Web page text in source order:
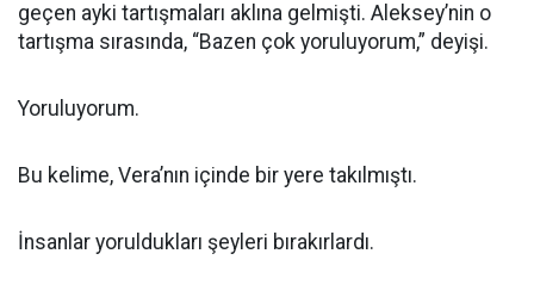
geçen ayki tartışmaları aklına gelmişti. Aleksey’nin o
tartışma sırasında, “Bazen çok yoruluyorum,” deyişi.
Yoruluyorum.
Bu kelime, Vera’nın içinde bir yere takılmıştı.
İnsanlar yoruldukları şeyleri bırakırlardı.